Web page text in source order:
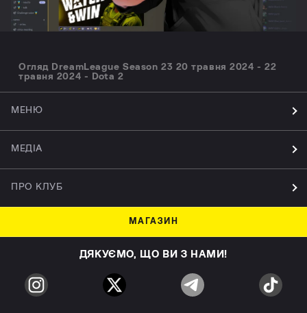
Огляд DreamLeague Season 23 20 травня 2024 - 22
травня 2024 - Dota 2
МЕНЮ
МЕДІА
ПРО КЛУБ
МАГАЗИН
ДЯКУЄМО, ЩО ВИ З НАМИ!